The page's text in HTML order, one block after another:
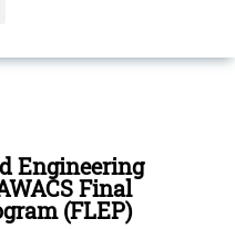
Engineering
Final
(FLEP)